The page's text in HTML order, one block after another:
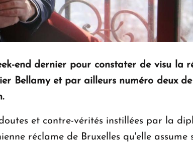
end dernier pour constater de visu
Bellamy et par ailleurs numéro deux
et contre-vérités instillées par la
réclame de Bruxelles qu'elle